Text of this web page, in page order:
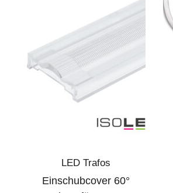
LED Trafos
Einschubcover 60°